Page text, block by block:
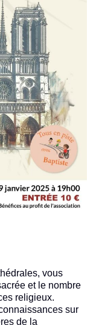
vous
et le nombre
religieux.
sur
de la